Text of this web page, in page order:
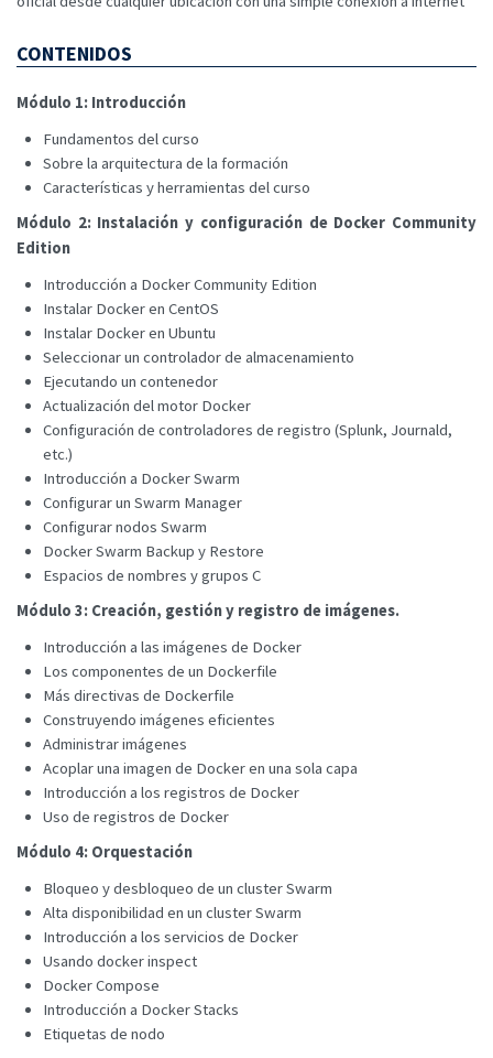
CONTENIDOS
Módulo 1: Introducción
Fundamentos del curso
Sobre la arquitectura de la formación
Características y herramientas del curso
Módulo 2: Instalación y configuración de Docker Community
Edition
Introducción a Docker Community Edition
Instalar Docker en CentOS
Instalar Docker en Ubuntu
Seleccionar un controlador de almacenamiento
Ejecutando un contenedor
Actualización del motor Docker
Configuración de controladores de registro (Splunk, Journald,
etc.)
Introducción a Docker Swarm
Configurar un Swarm Manager
Configurar nodos Swarm
Docker Swarm Backup y Restore
Espacios de nombres y grupos C
Módulo 3: Creación, gestión y registro de imágenes.
Introducción a las imágenes de Docker
Los componentes de un Dockerfile
Más directivas de Dockerfile
Construyendo imágenes eficientes
Administrar imágenes
Acoplar una imagen de Docker en una sola capa
Introducción a los registros de Docker
Uso de registros de Docker
Módulo 4: Orquestación
Bloqueo y desbloqueo de un cluster Swarm
Alta disponibilidad en un cluster Swarm
Introducción a los servicios de Docker
Usando docker inspect
Docker Compose
Introducción a Docker Stacks
Etiquetas de nodo